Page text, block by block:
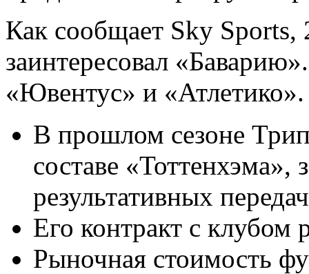
Как сообщает Sky Sports,
заинтересовал
«Ювентус» и «Атлетико».
В прошлом сезоне
составе «Тоттенхэма»,
результативных
Его контракт с клубом
Рыночная стоимость